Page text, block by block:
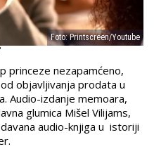
Foto: Printscreen/Youtube
princeze nezapamćeno,
objavljivanja prodata u
Audio-izdanje memoara,
glumica Mišel Vilijams,
audio-knjiga u istoriji